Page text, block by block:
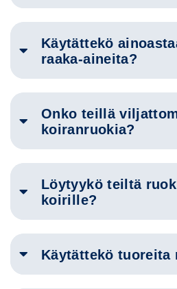
Käytättekö
raaka-aineita?
Onko teillä
koiranruokia?
Löytyykö teiltä
koirille?
Käytättekö tuoreita